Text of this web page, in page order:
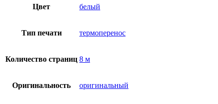
Цвет белый
Тип печати термоперенос
Количество страниц 8 м
Оригинальность оригинальный